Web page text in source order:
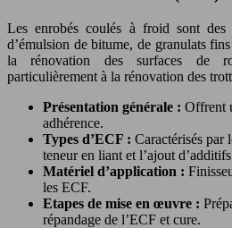
Les enrobés coulés à froid sont des
d’émulsion de bitume, de granulats
la rénovation des surfaces de
particulièrement à la rénovation des
Présentation générale : Offrent
adhérence.
Types d’ECF : Caractérisés par
teneur en liant et l’ajout
Matériel d’application :
les ECF.
Etapes de mise en œuvre :
répandage de l’ECF et cure.